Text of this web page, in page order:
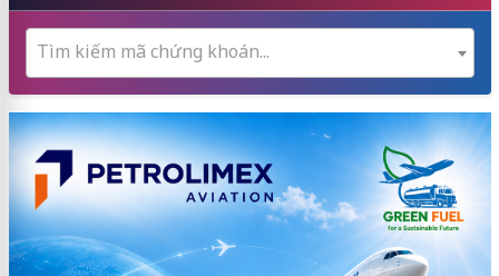
Tìm kiếm mã chứng khoán...